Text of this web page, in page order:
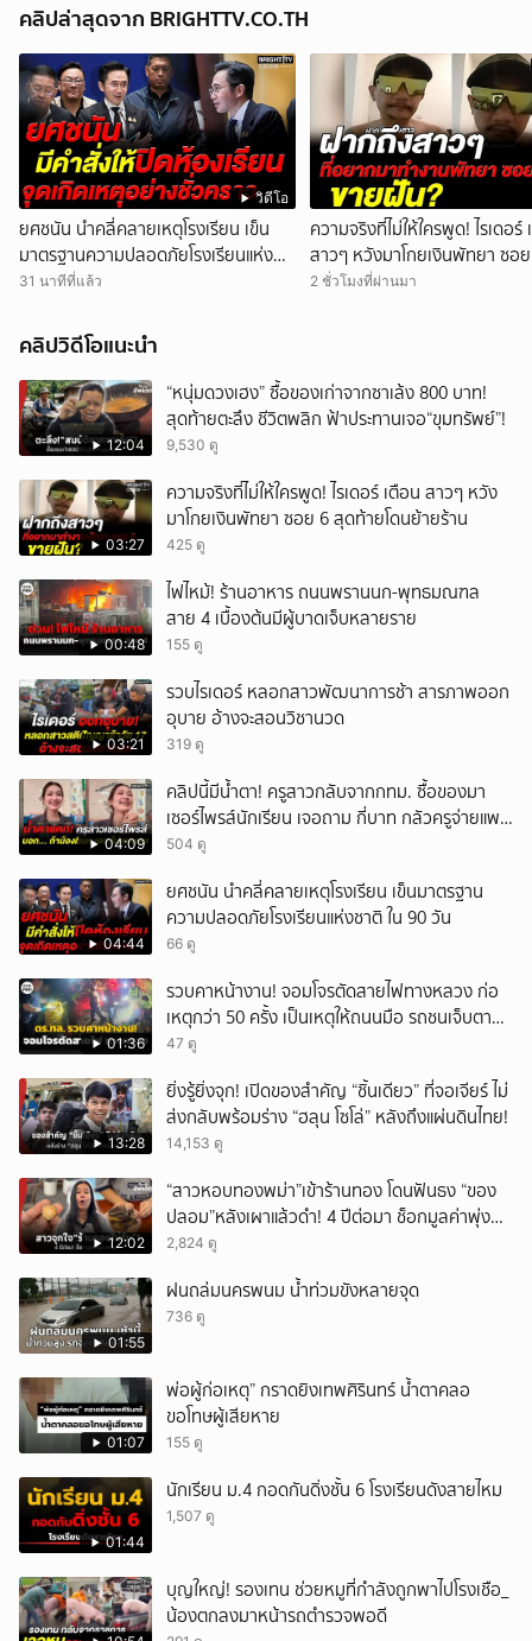
คลิปล่าสุดจาก BRIGHTTV.CO.TH
วิดีโอ
ยศชนัน นำคลี่คลายเหตุโรงเรียน เข็น
มาตรฐานความปลอดภัยโรงเรียนแห่ง
ชาติ ใน 90 วัน
31 นาทีที่แล้ว
ความจริงที่ไม่ให้ใครพูด! ไรเดอร์
สาวๆ หวังมาโกยเงินพัทยา ซอ
สุดท้ายโดนย้ายร้าน
2 ชั่วโมงที่ผ่านมา
คลิปวิดีโอแนะนำ
12:04
“หนุ่มดวงเฮง” ซื้อของเก่าจากซาเล้ง 800 บาท!
สุดท้ายตะลึง ชีวิตพลิก ฟ้าประทานเจอ“ขุมทรัพย์”!
9,530 ดู
03:27
ความจริงที่ไม่ให้ใครพูด! ไรเดอร์ เตือน สาวๆ หวัง
มาโกยเงินพัทยา ซอย 6 สุดท้ายโดนย้ายร้าน
425 ดู
00:48
ไฟไหม้! ร้านอาหาร ถนนพรานนก-พุทธมณฑล
สาย 4 เบื้องต้นมีผู้บาดเจ็บหลายราย
155 ดู
03:21
รวบไรเดอร์ หลอกสาวพัฒนาการช้า สารภาพออก
อุบาย อ้างจะสอนวิชานวด
319 ดู
04:09
คลิปนี้มีน้ำตา! ครูสาวกลับจากกทม. ซื้อของมา
เซอร์ไพรส์นักเรียน เจอถาม กี่บาท กลัวครูจ่ายแพง
w
504 ดู
04:44
ยศชนัน นำคลี่คลายเหตุโรงเรียน เข็นมาตรฐาน
ความปลอดภัยโรงเรียนแห่งชาติ ใน 90 วัน
66 ดู
01:36
รวบคาหน้างาน! จอมโจรตัดสายไฟทางหลวง ก่อ
เหตุกว่า 50 ครั้ง เป็นเหตุให้ถนนมือ รถชนเจ็บตาย
หลายสิบราย เสียหายราว 10 ล้าน
47 ดู
13:28
ยิ่งรู้ยิ่งจุก! เปิดของสำคัญ “ชิ้นเดียว” ที่จอเจียร์ ไม่
ส่งกลับพร้อมร่าง “ฮลุน โซโล่” หลังถึงแผ่นดินไทย!
14,153 ดู
12:02
“สาวหอบทองพม่า”เข้าร้านทอง โดนฟันธง “ของ
ปลอม”หลังเผาแล้วดำ! 4 ปีต่อมา ช็อกมูลค่าพุ่ง
มหาศาล!
2,824 ดู
01:55
ฝนถล่มนครพนม น้ำท่วมขังหลายจุด
736 ดู
01:07
พ่อผู้ก่อเหตุ” กราดยิงเทพศิรินทร์ น้ำตาคลอ
ขอโทษผู้เสียหาย
155 ดู
01:44
นักเรียน ม.4 กอดกันดิ่งชั้น 6 โรงเรียนดังสายไหม
1,507 ดู
บุญใหญ่! รองเทน ช่วยหมูที่กำลังถูกพาไปโรงเชือ_
น้องตกลงมาหน้ารถตำรวจพอดี